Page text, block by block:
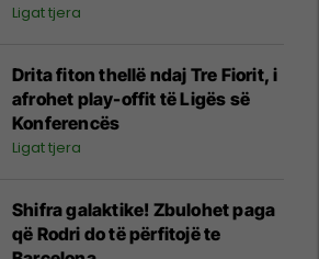
Ligat tjera
Drita fiton thellë ndaj Tre Fiorit, i
afrohet play-offit të Ligës së
Konferencës
Ligat tjera
Shifra galaktike! Zbulohet paga
që Rodri do të përfitojë te